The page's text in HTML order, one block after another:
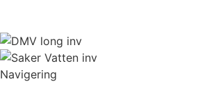
Navigering